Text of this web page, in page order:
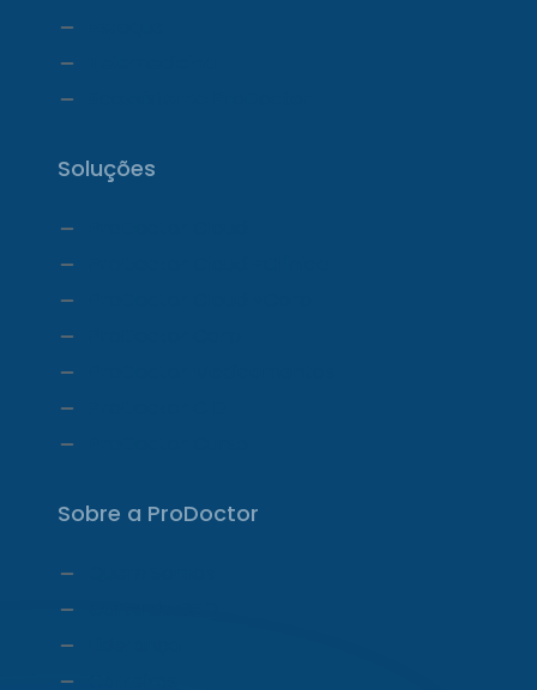
Soluções
Sobre a ProDoctor